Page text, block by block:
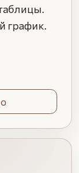
график.